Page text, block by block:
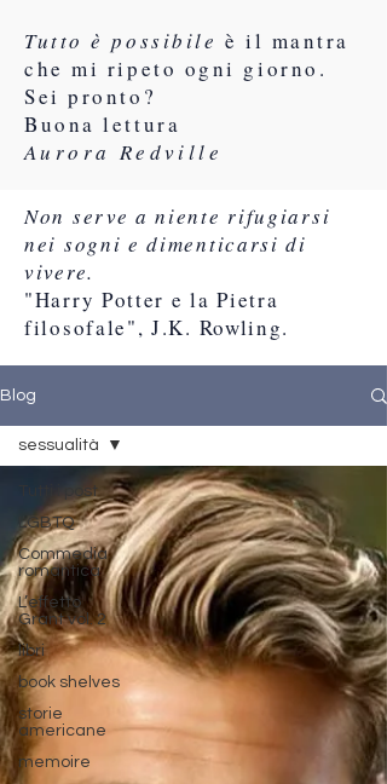
Tutto è possibile è il mantra
che mi ripeto ogni giorno.
Sei pronto?
Buona lettura
Aurora Redville
Non serve a niente rifugiarsi
nei sogni e dimenticarsi di
vivere.
"Harry Potter e la Pietra
filosofale", J.K. Rowling.
Blog
Tutti i post
LGBTQ
Commedia
romantica
L’effetto
Grant vol. 2
libri
book shelves
storie
americane
memoire
sessualità